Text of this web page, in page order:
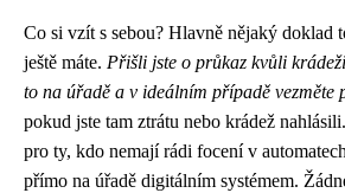
Co si vzít s sebou? Hlavně nějaký doklad
ještě máte. Přišli jste o průkaz kvůli
to na úřadě a v ideálním případě vezměte
pokud jste tam ztrátu nebo krádež
pro ty, kdo nemají rádi focení v
přímo na úřadě digitálním systémem.